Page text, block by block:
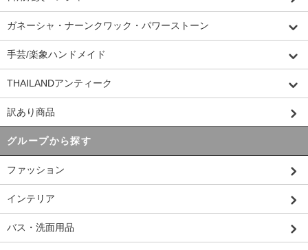
ガネーシャ・ナーンクワック・パワーストーン
手芸/楽象ハンドメイド
THAILANDアンティーク
訳あり商品
グループから探す
ファッション
インテリア
バス・洗面用品